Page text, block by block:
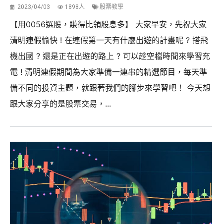
2023/04/03 1898人 股票教學
【用0056選股，賺得比領股息多】 大家早安，先祝大家
清明連假愉快 ! 在連假第一天有什麼出遊的計畫呢 ? 搭飛
機出國 ? 還是正在出遊的路上 ? 可以趁空檔時間來學習充
電 ! 清明連假期間為大家準備一連串的精選節目，每天準
備不同的投資主題，就跟著我們的腳步來學習吧！ 今天想
跟大家分享的是股票交易，...